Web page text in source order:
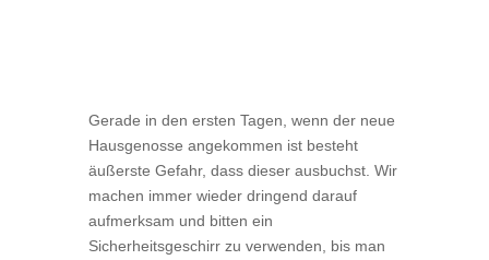
Gerade in den ersten Tagen, wenn der neue
Hausgenosse angekommen ist besteht
äußerste Gefahr, dass dieser ausbuchst. Wir
machen immer wieder dringend darauf
aufmerksam und bitten ein
Sicherheitsgeschirr zu verwenden, bis man